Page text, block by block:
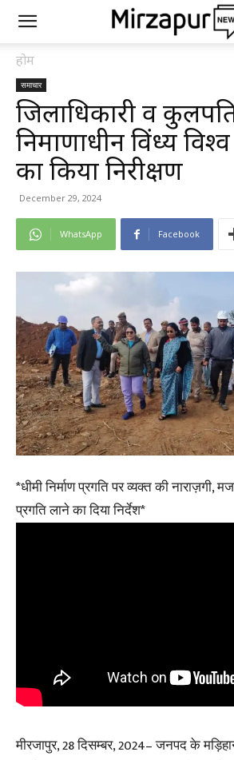
होम
समाचार
जिलाधिकारी व
निर्माणाधीन विंध्य
का किया निरीक्षण
December 29, 2024
WhatsApp Facebook
*धीमी निर्माण प्रगति पर व्यक्त की नाराज़गी,
प्रगति लाने का दिया निर्देश*
मीरजापुर, 28 दिसम्बर, 2024– जनपद के